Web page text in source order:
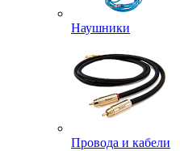
Наушники
Провода и кабели